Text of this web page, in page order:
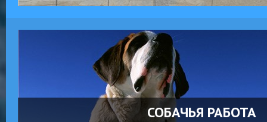
СОБАЧЬЯ РАБОТА